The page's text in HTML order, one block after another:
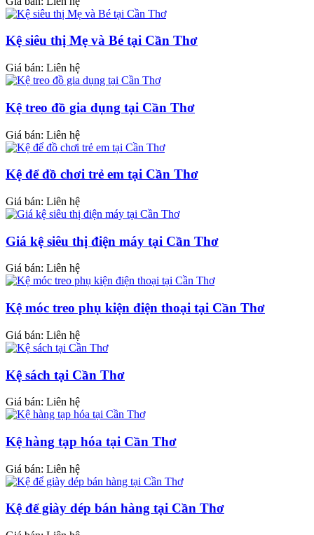
Kệ siêu thị Mẹ và Bé tại Cần Thơ
Giá bán: Liên hệ
Kệ treo đồ gia dụng tại Cần Thơ
Giá bán: Liên hệ
Kệ để đồ chơi trẻ em tại Cần Thơ
Giá bán: Liên hệ
Giá kệ siêu thị điện máy tại Cần Thơ
Giá bán: Liên hệ
Kệ móc treo phụ kiện điện thoại tại Cần Thơ
Giá bán: Liên hệ
Kệ sách tại Cần Thơ
Giá bán: Liên hệ
Kệ hàng tạp hóa tại Cần Thơ
Giá bán: Liên hệ
Kệ để giày dép bán hàng tại Cần Thơ